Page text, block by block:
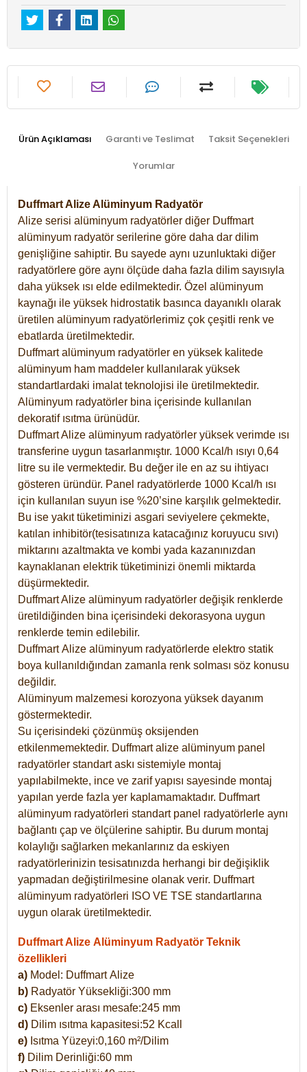
Ürün Açıklaması Garanti ve Teslimat Taksit Seçenekleri
Yorumlar
Duffmart Alize Alüminyum Radyatör
Alize serisi alüminyum radyatörler diğer Duffmart
alüminyum radyatör serilerine göre daha dar dilim
genişliğine sahiptir. Bu sayede aynı uzunluktaki diğer
radyatörlere göre aynı ölçüde daha fazla dilim sayısıyla
daha yüksek ısı elde edilmektedir. Özel alüminyum
kaynağı ile yüksek hidrostatik basınca dayanıklı olarak
üretilen alüminyum radyatörlerimiz çok çeşitli renk ve
ebatlarda üretilmektedir.
Duffmart alüminyum radyatörler en yüksek kalitede
alüminyum ham maddeler kullanılarak yüksek
standartlardaki imalat teknolojisi ile üretilmektedir.
Alüminyum radyatörler bina içerisinde kullanılan
dekoratif ısıtma ürünüdür.
Duffmart Alize alüminyum radyatörler yüksek verimde ısı
transferine uygun tasarlanmıştır. 1000 Kcal/h ısıyı 0,64
litre su ile vermektedir. Bu değer ile en az su ihtiyacı
gösteren üründür. Panel radyatörlerde 1000 Kcal/h ısı
için kullanılan suyun ise %20’sine karşılık gelmektedir.
Bu ise yakıt tüketiminizi asgari seviyelere çekmekte,
katılan inhibitör(tesisatınıza katacağınız koruyucu sıvı)
miktarını azaltmakta ve kombi yada kazanınızdan
kaynaklanan elektrik tüketiminizi önemli miktarda
düşürmektedir.
Duffmart Alize alüminyum radyatörler değişik renklerde
üretildiğinden bina içerisindeki dekorasyona uygun
renklerde temin edilebilir.
DuffmartAlize alüminyum radyatörlerde elektro statik
boya kullanıldığından zamanla renk solması söz konusu
değildir.
Alüminyum malzemesi korozyona yüksek dayanım
göstermektedir.
Su içerisindeki çözünmüş oksijenden
etkilenmemektedir. Duffmart alize alüminyum panel
radyatörler standart askı sistemiyle montaj
yapılabilmekte, ince ve zarif yapısı sayesinde montaj
yapılan yerde fazla yer kaplamamaktadır. Duffmart
alüminyum radyatörleri standart panel radyatörlerle aynı
bağlantı çap ve ölçülerine sahiptir. Bu durum montaj
kolaylığı sağlarken mekanlarınız da eskiyen
radyatörlerinizin tesisatınızda herhangi bir değişiklik
yapmadan değiştirilmesine olanak verir. Duffmart
alüminyum radyatörleri ISO VE TSE standartlarına
uygun olarak üretilmektedir.
Duffmart Alize Alüminyum Radyatör Teknik
özellikleri
a) Model: DuffmartAlize
b) Radyatör Yüksekliği:300 mm
c) Eksenler arası mesafe:245 mm
d) Dilim ısıtma kapasitesi:52 Kcall
e) Isıtma Yüzeyi:0,160 m²/Dilim
f) Dilim Derinliği:60 mm